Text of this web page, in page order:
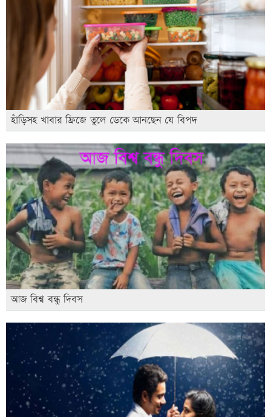
হাঁড়িসহ খাবার ফ্রিজে তুলে ডেকে আনছেন যে বিপদ
আজ বিশ্ব বন্ধু দিবস